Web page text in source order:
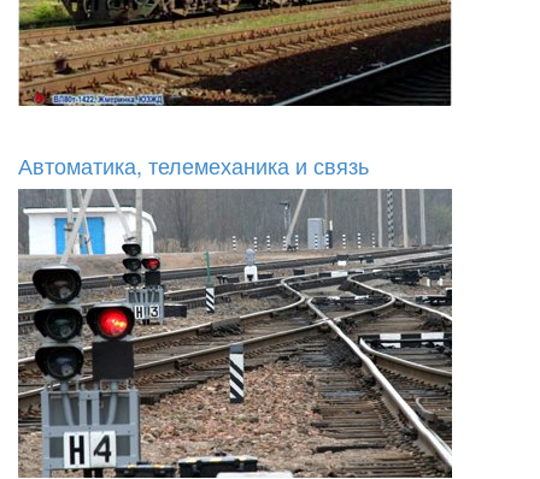
Автоматика, телемеханика и связь